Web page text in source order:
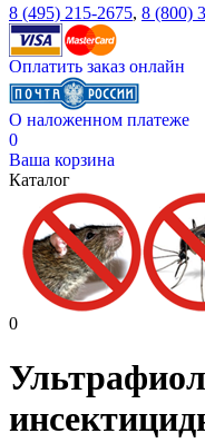
8 (495) 215-2675, 8 (800)
Оплатить заказ онлайн
О наложенном платеже
0
Ваша корзина
Каталог
0